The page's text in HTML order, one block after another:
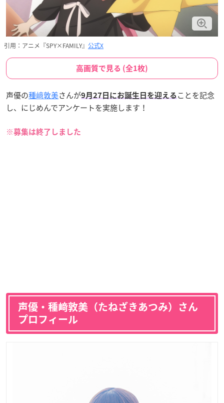
引用：アニメ『SPY×FAMILY』 公式X
高画質で見る (全1枚)
声優の種﨑敦美さんが9月27日にお誕生日を迎える ことを記念
し、にじめんでアンケートを実施します！
※募集は終了しました
声優・種﨑敦美（たねざきあつみ）さん
プロフィール